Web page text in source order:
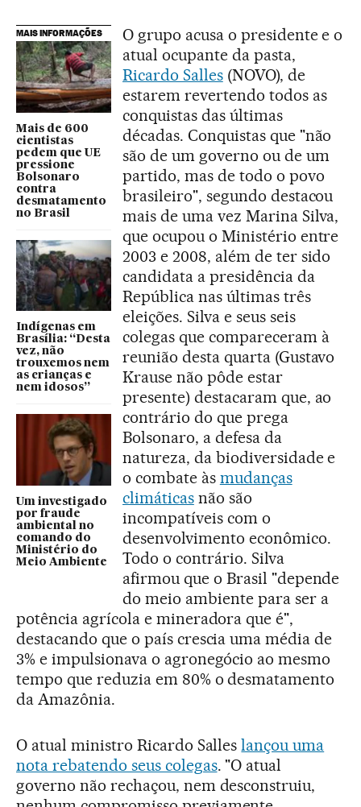
MAIS INFORMAÇÕES
Mais de 600
cientistas
pedem que UE
pressione
Bolsonaro
contra
desmatamento
no Brasil
Indígenas em
Brasília: “Desta
vez, não
trouxemos nem
as crianças e
nem idosos”
Um investigado
por fraude
ambiental no
comando do
Ministério do
Meio Ambiente
O grupo acusa o presidente e o
atual ocupante da pasta,
Ricardo Salles(NOVO), de
estarem revertendo todos as
conquistas das últimas
décadas. Conquistas que "não
são de um governo ou de um
partido, mas de todo o povo
brasileiro", segundo destacou
mais de uma vez Marina Silva,
que ocupou o Ministério entre
2003 e 2008, além de ter sido
candidata a presidência da
República nas últimas três
eleições. Silva e seus seis
colegas que compareceram à
reunião desta quarta (Gustavo
Krause não pôde estar
presente) destacaram que, ao
contrário do que prega
Bolsonaro, a defesa da
natureza, da biodiversidade e
o combate às mudanças
climáticasnão são
incompatíveis com o
desenvolvimento econômico.
Todo o contrário. Silva
afirmou que o Brasil "depende
do meio ambiente para ser a
potência agrícola e mineradora que é",
destacando que o país crescia uma média de
3% e impulsionava o agronegócio ao mesmo
tempo que reduzia em 80% o desmatamento
da Amazônia.
O atual ministro Ricardo Salleslançou uma
nota rebatendo seus colegas. "O atual
governo não rechaçou, nem desconstruiu,